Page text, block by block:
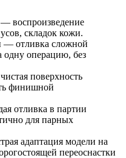
воспроизведение
складок кожи.
— отливка сложной
одну операцию, без
поверхность
финишной
отливка в партии
для парных
адаптация модели на
переоснастки